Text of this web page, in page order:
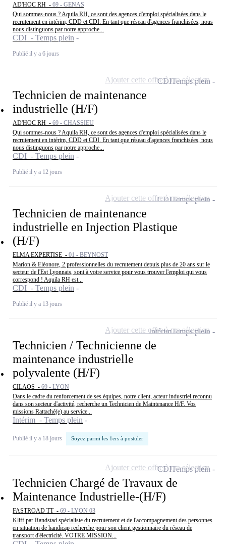
AD'HOC RH - 69 - GENAS
Qui sommes-nous ? Aquila RH, ce sont des agences d'emploi spécialisées dans le
recrutement en intérim, CDD et CDI. En tant que réseau d'agences franchisées, nous
nous distinguons par notre approche...
CDI - Temps plein
Publié il y a 6 jours
Technicien de maintenance
industrielle (H/F)
AD'HOC RH - 69 - CHASSIEU
Qui sommes-nous ? Aquila RH, ce sont des agences d'emploi spécialisées dans le
recrutement en intérim, CDD et CDI. En tant que réseau d'agences franchisées, nous
nous distinguons par notre approche...
CDI - Temps plein
Publié il y a 12 jours
CDITemps plein
Ajouter cette offre à ma sélection
Technicien de maintenance
industrielle en Injection Plastique
(H/F)
ELMA EXPERTISE - 01 - BEYNOST
Marion & Eléonore, 2 professionnelles du recrutement depuis plus de 20 ans sur le
secteur de l'Est Lyonnais, sont à votre service pour vous trouver l'emploi qui vous
correspond ! Aquila RH est...
CDI - Temps plein
Publié il y a 13 jours
CDITemps plein
Ajouter cette offre à ma sélection
Technicien / Technicienne de
maintenance industrielle
polyvalente (H/F)
CILAOS - 69 - LYON
Dans le cadre du renforcement de ses équipes, notre client, acteur industriel reconnu
dans son secteur d'activité, recherche un Technicien de Maintenance H/F. Vos
missions Rattaché(e) au service...
Intérim - Temps plein
Publié il y a 18 jours Soyez parmi les 1ers à postuler
IntérimTemps plein
Ajouter cette offre à ma sélection
Technicien Chargé de Travaux de
Maintenance Industrielle-(H/F)
FASTROAD TT - 69 - LYON 03
Kliff par Randstad spécialiste du recrutement et de l'accompagnement des personnes
en situation de handicap recherche pour son client gestionnaire du réseau de
transport d'électricité. VOTRE MISSION...
CDITemps plein
Ajouter cette offre à ma sélection